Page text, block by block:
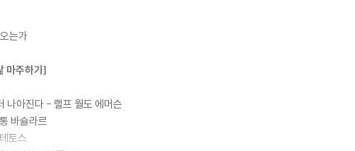
는가
마주하기]
나아진다 - 랠프 월도 에머슨
바슐라르
토스